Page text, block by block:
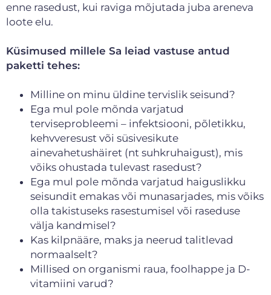
enne rasedust, kui raviga mõjutada juba areneva
loote elu.
Küsimused millele Sa leiad vastuse antud
paketti tehes:
Milline on minu üldine tervislik seisund?
Ega mul pole mõnda varjatud
terviseprobleemi – infektsiooni, põletikku,
kehvveresust või süsivesikute
ainevahetushäiret (nt suhkruhaigust), mis
võiks ohustada tulevast rasedust?
Ega mul pole mõnda varjatud haiguslikku
seisundit emakas või munasarjades, mis võiks
olla takistuseks rasestumisel või raseduse
välja kandmisel?
Kas kilpnääre, maks ja neerud talitlevad
normaalselt?
Millised on organismi raua, foolhappe ja D-
vitamiini varud?